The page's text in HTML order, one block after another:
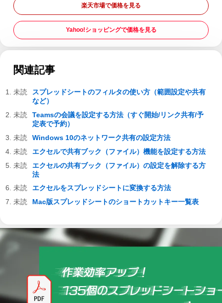
楽天市場で価格を見る
Yahoo!ショッピングで価格を見る
関連記事
スプレッドシートのフィルタの使い方（範囲設定や共有
など）
Teamsの会議を設定する方法（すぐ開始/リンク共有/予
定表で予約）
Windows 10のネットワーク共有の設定方法
エクセルで共有ブック（ファイル）機能を設定する方法
エクセルの共有ブック（ファイル）の設定を解除する方
法
エクセルをスプレッドシートに変換する方法
Mac版スプレッドシートのショートカットキー一覧表